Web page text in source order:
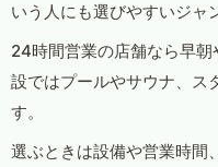
いう人にも選びやすいジャ
24時間営業の店舗なら早
設ではプールやサウナ、ス
す。
選ぶときは設備や営業時間